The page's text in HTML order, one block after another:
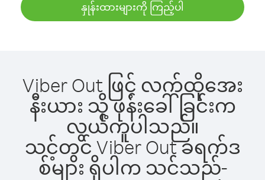
နှုန်းထားများကို ကြည့်ပါ
Viber Out ဖြင့် လက်ထိုအေး
နီးယား သို့ ဖုန်းခေါ်ခြင်းက
လွယ်ကူပါသည်။
သင့်တွင် Viber Out ခရက်ဒ
စ်များ ရှိပါက သင်သည်-